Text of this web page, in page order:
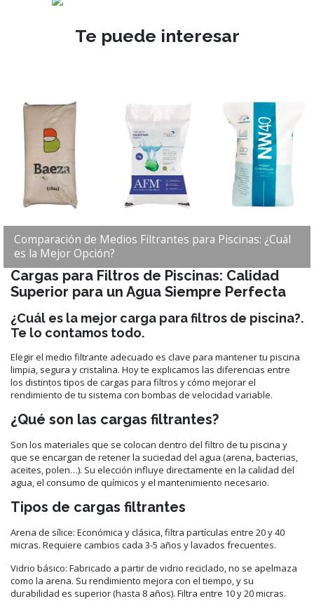
Te puede interesar
Comparación de Medios Filtrantes para Piscinas: ¿Cuál
es la Mejor Opción?
Cargas para Filtros de Piscinas: Calidad
Superior para un Agua Siempre Perfecta
¿Cuál es la mejor carga para filtros de piscina?.
Te lo contamos todo.
Elegir el medio filtrante adecuado es clave para mantener tu piscina
limpia, segura y cristalina. Hoy te explicamos las diferencias entre
los distintos tipos de cargas para filtros y cómo mejorar el
rendimiento de tu sistema con bombas de velocidad variable.
¿Qué son las cargas filtrantes?
Son los materiales que se colocan dentro del filtro de tu piscina y
que se encargan de retener la suciedad del agua (arena, bacterias,
aceites, polen…). Su elección influye directamente en la calidad del
agua, el consumo de químicos y el mantenimiento necesario.
Tipos de cargas filtrantes
Arena de sílice: Económica y clásica, filtra partículas entre 20 y 40
micras. Requiere cambios cada 3-5 años y lavados frecuentes.
Vidrio básico: Fabricado a partir de vidrio reciclado, no se apelmaza
como la arena. Su rendimiento mejora con el tiempo, y su
durabilidad es superior (hasta 8 años). Filtra entre 10 y 20 micras.